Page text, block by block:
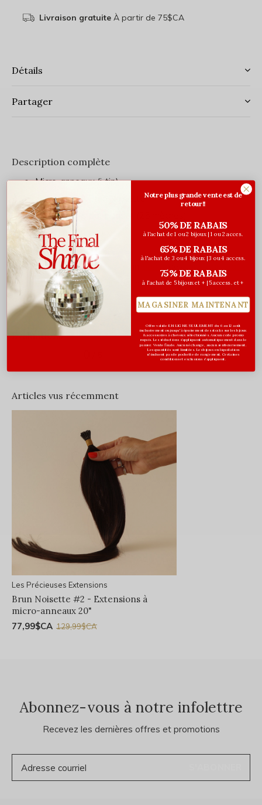
Livraison gratuiteÀ partir de 75$CA
Détails
Partager
Description complète
Micro-anneaux (i-tip)
Couleur: #2 - Brun Noisette
25 grammes par paquet (25 mèches)
Longueur 20 pouces
L'installation nécessite un
et despinces(tous non-inclus)
Évaluations
Articles vus récemment
Les Précieuses Extensions
Brun Noisette #2 - Extensions à
micro-anneaux 20"
77,99$CA 129,99$CA
Abonnez-vous à notre infolettre
Recevez les dernières offres et promotions
Notre plus grande vente est de
retour!!
50% DE RABAIS
à l'achat de 1 ou 2 bijoux | 1 ou 2 acces.
65% DE RABAIS
à l'achat de 3 ou 4 bijoux | 3 ou 4 access.
75% DE RABAIS
à l'achat de 5 bijoux et + | 5 access. et +
MAGASINER MAINTENANT
Offre valide EN LIGNE SEULEMENT du 6 au 12 août
inclusivement ou jusqu'à épuisement des stocks sur les bijoux
& accessoires à cheveux sélectionnés. Aucun code promo
requis. Les réductions s’appliquent automatiquement dans le
panier. Vente finale. Aucun échange, aucun remboursement.
Les quantités sont limitées. Les bijoux en liquidation
n'incluent pas de pochette de rangement. Certaines
conditions et exclusions s'appliquent.